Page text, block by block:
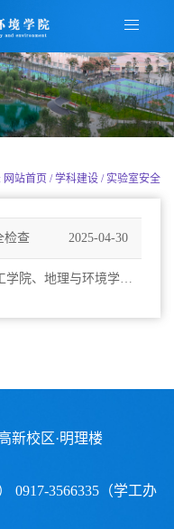
网站首页 / 学科建设 / 实验室安全
检查 2025-04-30
院、地理与环境学院
新校区·明理楼
0917-3566335（学工办